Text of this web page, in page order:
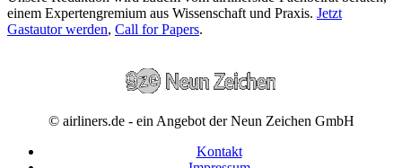
einem Expertengremium aus Wissenschaft und Praxis. Jetzt
Gastautor werden, Call for Papers.
© airliners.de - ein Angebot der Neun Zeichen GmbH
Kontakt